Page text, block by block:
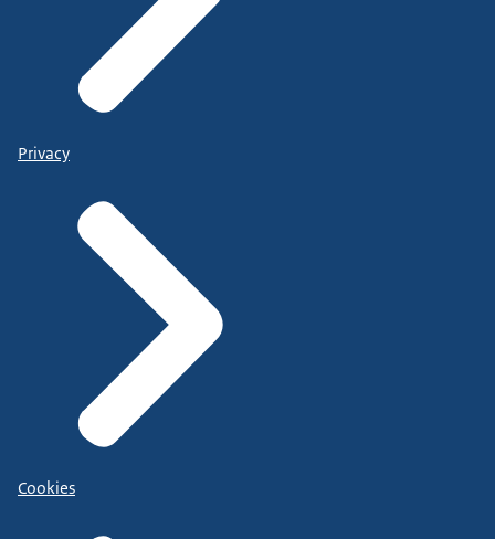
Privacy
Cookies